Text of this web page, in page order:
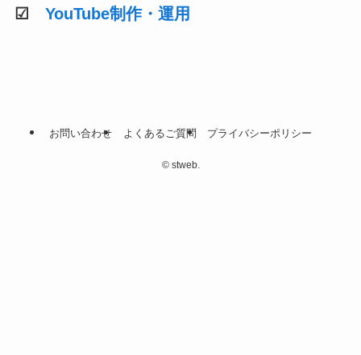
☑ YouTube制作・運用
お問い合わせ よくあるご質問 プライバシーポリシー
©stweb.